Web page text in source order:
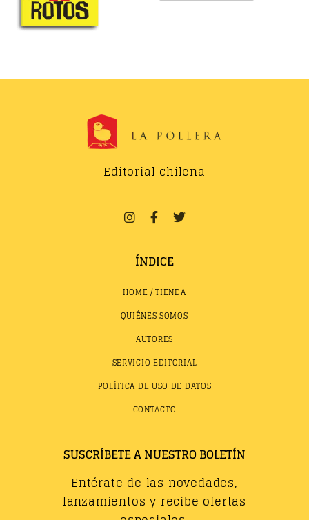
Editorial chilena
ÍNDICE
HOME / TIENDA
QUIÉNES SOMOS
AUTORES
SERVICIO EDITORIAL
POLÍTICA DE USO DE DATOS
CONTACTO
SUSCRÍBETE A NUESTRO BOLETÍN
Entérate de las novedades,
lanzamientos y recibe ofertas